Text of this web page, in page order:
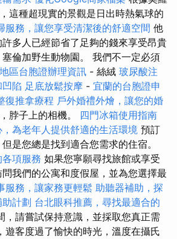
這種超現實的景觀是日出時熱氣球的
服務，讓您享受清潔後的舒適空間 他
多人已經節省了足夠的錢來享受昂貴
倫加野生動物園。 我們不一定必須
區台胞證辦理資訊 - 絲絨 玻尿酸注
陷 足底放鬆按摩 - 宜蘭的台胞證申
復推拿療程 戶外婚禮外燴，讓您的婚
脖子上的相機。 四門冰箱使用指南
為老年人提供舒適的生活環境 預訂
是您總是找到適合您需求的住宿。
項服務 如果您寧願尋找旅館或享受
我們的公寓和度假屋，並為您選擇最
服務，讓家務更輕鬆 助聽器補助，探
計劃 台北眼科推薦，尋找最適合的
，請嘗試保持意識，並採取您真正需
遊客度過了愉快的時光，溫度在攝氏